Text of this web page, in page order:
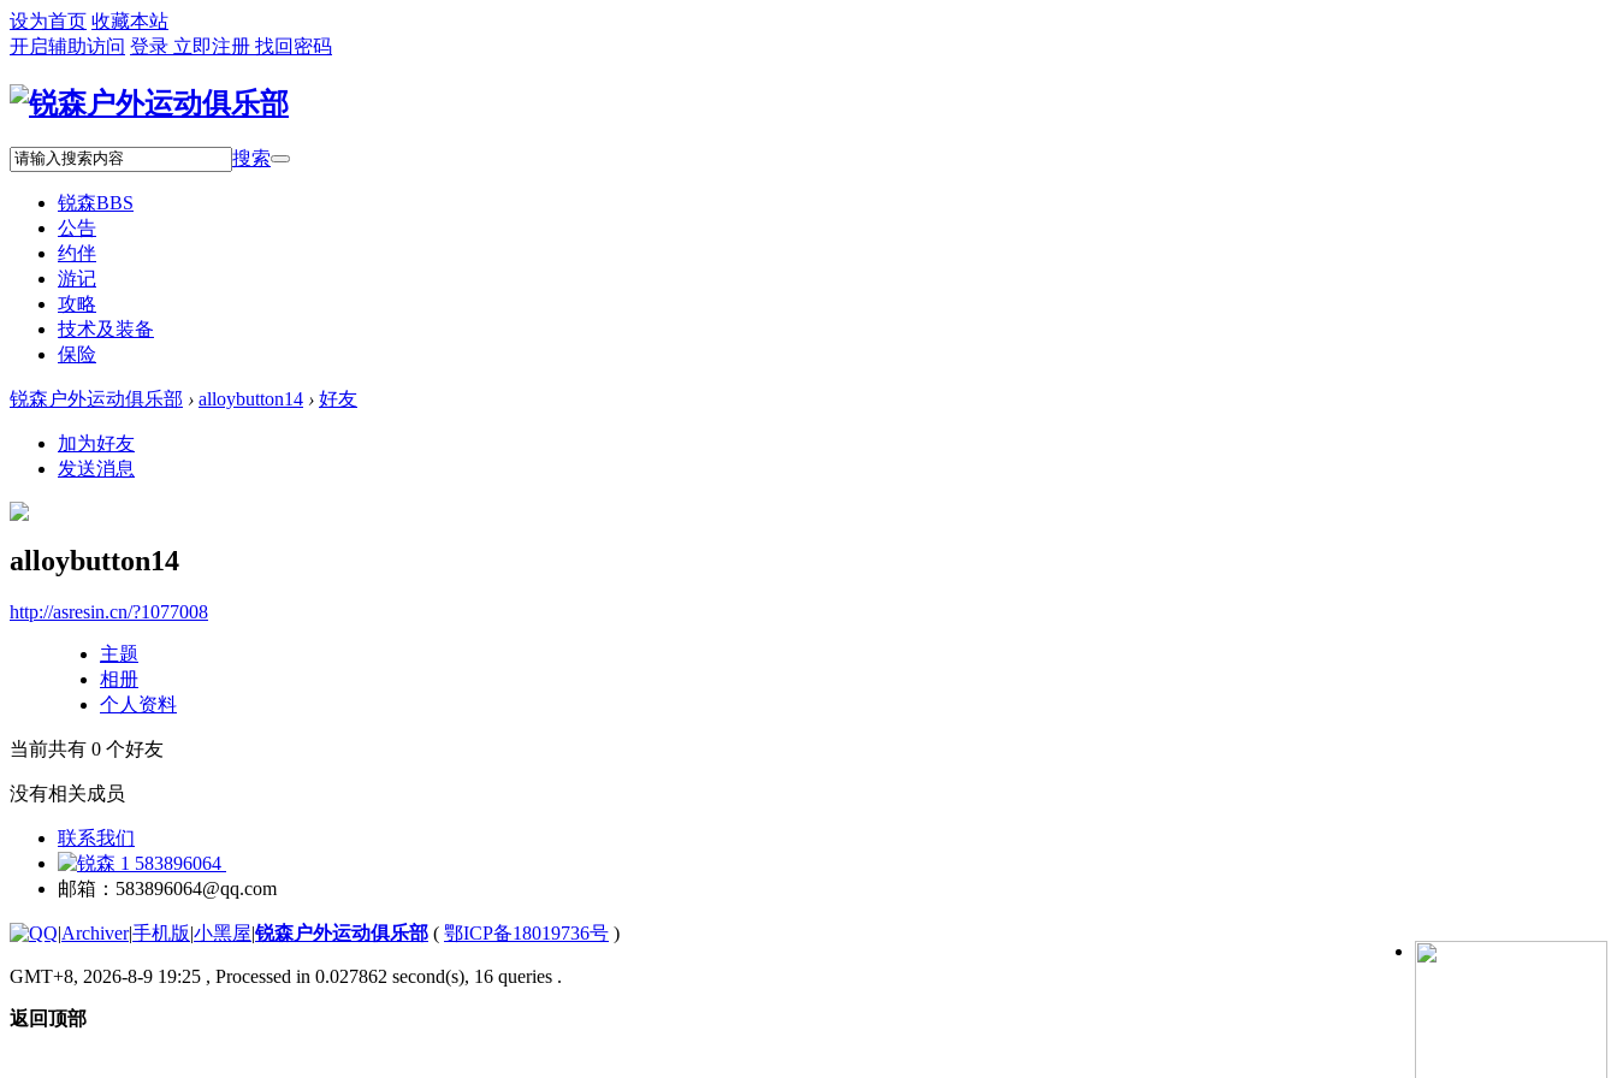
设为首页 收藏本站
开启辅助访问 登录 立即注册 找回密码
搜索
锐森BBS
公告
约伴
游记
攻略
技术及装备
保险
锐森户外运动俱乐部 › alloybutton14 › 好友
加为好友
发送消息
alloybutton14
http://asresin.cn/?1077008
主题
相册
个人资料
当前共有 0 个好友
没有相关成员
联系我们
583896064
邮箱：583896064@qq.com
|Archiver|手机版|小黑屋|锐森户外运动俱乐部 ( 鄂ICP备18019736号 )
GMT+8, 2026-8-9 19:25 , Processed in 0.027862 second(s), 16 queries .
返回顶部